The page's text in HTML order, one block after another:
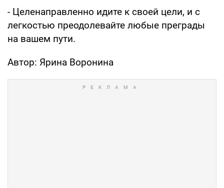
- Целенаправленно идите к своей цели, и с
легкостью преодолевайте любые преграды
на вашем пути.
Автор: Ярина Воронина